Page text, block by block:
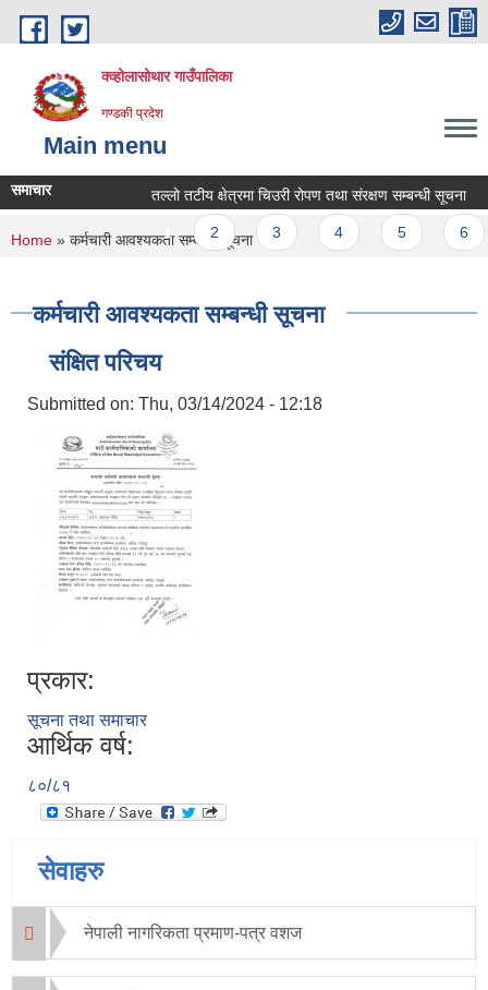
Skip to main content
क्व्होलासोथार गाउँपालिका
गण्डकी प्रदेश
Main menu
समाचार तल्लो तटीय क्षेत्रमा चिउरी रोपण तथा संरक्षण सम्बन्धी सूचना
Pages
1 2 3
You are here
Home » कर्मचारी आवश्यकता सम्बन्धी सूचना
कर्मचारी आवश्यकता सम्बन्धी सूचना
संक्षित परिचय
Submitted on: Thu, 03/14/2024 - 12:18
प्रकार:
सूचना तथा समाचार
आर्थिक वर्ष:
८०/८१
सेवाहरु
नेपाली नागरिकता प्रमाण-पत्र वशज